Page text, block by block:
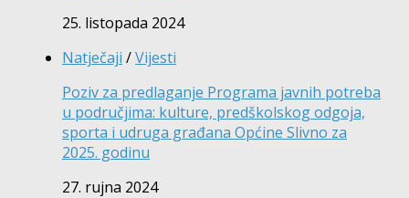
25. listopada 2024
Natječaji /Vijesti
Poziv za predlaganje Programa javnih potreba
u područjima: kulture, predškolskog odgoja,
sporta i udruga građana Općine Slivno za
2025. godinu
27. rujna 2024